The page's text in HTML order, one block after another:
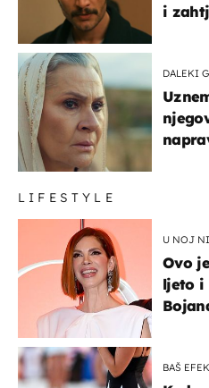
i
DALEKI
LIFESTYLE
U NOJ
Ovo
ljeto i
BAŠ